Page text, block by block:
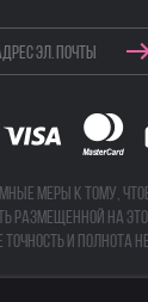
меры к тому,
размещенной на
и полнота